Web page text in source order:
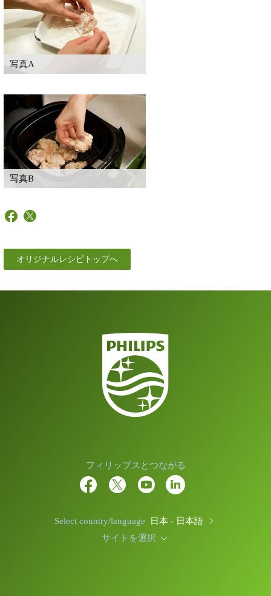
写真A
写真B
オリジナルレシピトップへ
フィリップスとつながる
Select country/language
日本 - 日本語
サイトを選択